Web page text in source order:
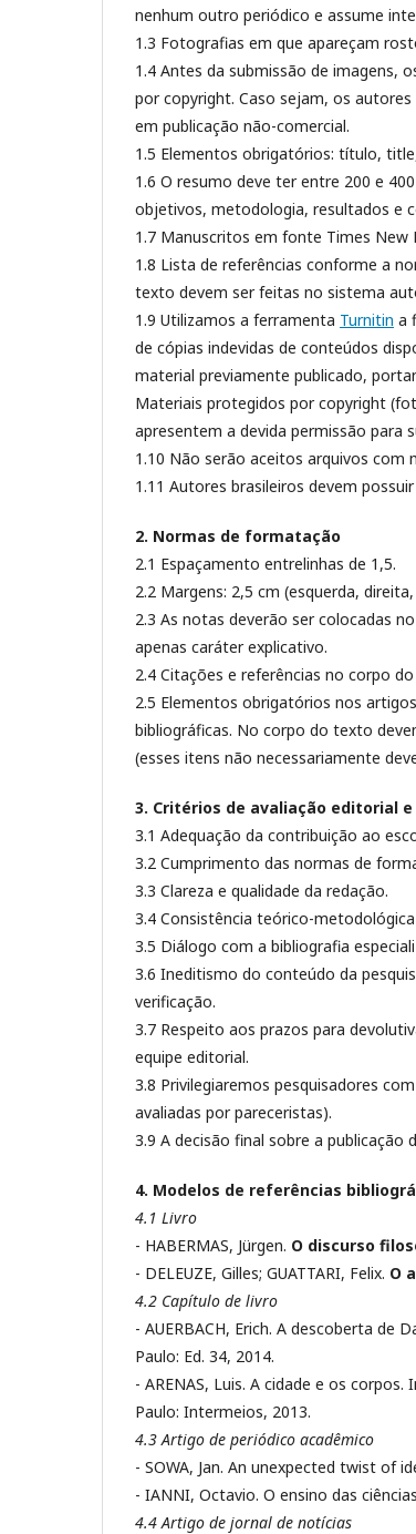
nenhum outro periódico e assume
1.3 Fotografias em que apareçam
1.4 Antes da submissão de imagens,
por copyright. Caso sejam, os
em publicação não-comercial.
1.5 Elementos obrigatórios: título,
1.6 O resumo deve ter entre 200 e
objetivos, metodologia, resultados e
1.7 Manuscritos em fonte Times New
1.8 Lista de referências conforme a
texto devem ser feitas no sistema
1.9 Utilizamos a ferramenta Turnitin a
de cópias indevidas de conteúdos
material previamente publicado,
Materiais protegidos por copyright
apresentem a devida permissão para
1.10 Não serão aceitos arquivos com
1.11 Autores brasileiros devem
2. Normas de formatação
2.1 Espaçamento entrelinhas de 1,5.
2.2 Margens: 2,5 cm (esquerda,
2.3 As notas deverão ser colocadas
apenas caráter explicativo.
2.4 Citações e referências no corpo
2.5 Elementos obrigatórios nos
bibliográficas. No corpo do texto
(esses itens não necessariamente
3. Critérios de avaliação editorial
3.1 Adequação da contribuição ao
3.2 Cumprimento das normas de
3.3 Clareza e qualidade da redação.
3.4 Consistência teórico-
3.5 Diálogo com a bibliografia
3.6 Ineditismo do conteúdo da
verificação.
3.7 Respeito aos prazos para
equipe editorial.
3.8 Privilegiaremos pesquisadores
avaliadas por pareceristas).
3.9 A decisão final sobre a
4. Modelos de referências
4.1 Livro
- HABERMAS, Jürgen. O discurso
- DELEUZE, Gilles; GUATTARI, Felix. O
4.2 Capítulo de livro
- AUERBACH, Erich. A descoberta de
Paulo: Ed. 34, 2014.
- ARENAS, Luis. A cidade e os corpos.
Paulo: Intermeios, 2013.
4.3 Artigo de periódico acadêmico
- SOWA, Jan. An unexpected twist of
- IANNI, Octavio. O ensino das
4.4 Artigo de jornal de notícias